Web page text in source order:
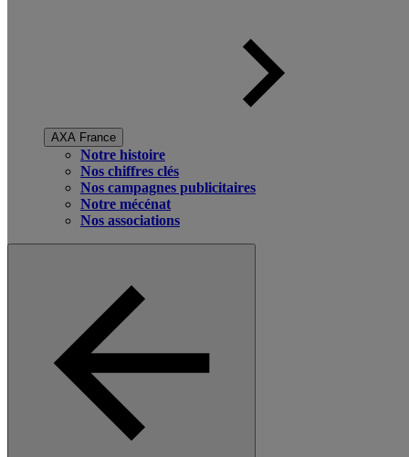
AXA France
Notre histoire
Nos chiffres clés
Nos campagnes publicitaires
Notre mécénat
Nos associations